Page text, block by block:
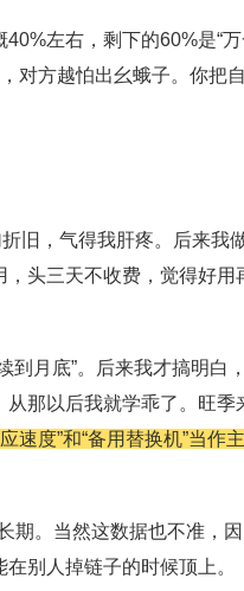
左右，剩下的60%是“万
对方越怕出幺蛾子。你把
旧，气得我肝疼。后来我
头三天不收费，觉得好用
到月底”。后来我才搞明白
那以后我就学乖了。旺季
速度”和“备用替换机”当作
期。当然这数据也不准，
别人掉链子的时候顶上。